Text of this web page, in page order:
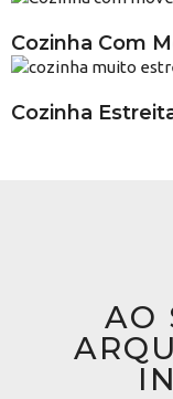
Cozinha Com
Cozinha
AO